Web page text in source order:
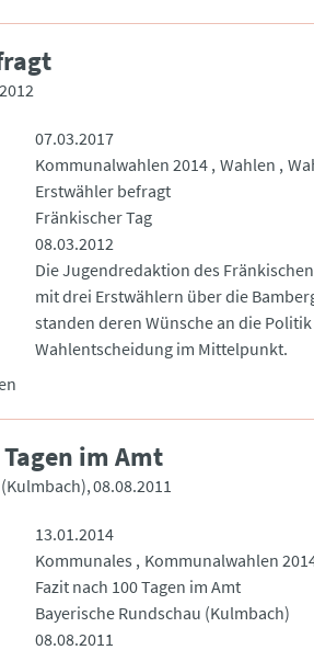
07.03.2017
Kommunalwahlen 2014 Wahlen
Erstwähler befragt
Fränkischer Tag
08.03.2012
Die Jugendredaktion des
mit drei Erstwählern über die
standen deren Wünsche an die
Wahlentscheidung im Mittelpunkt.
im Amt
08.08.2011
13.01.2014
Kommunales Kommunalwahlen
Fazit nach 100 Tagen im Amt
Bayerische Rundschau (Kulmbach)
08.08.2011